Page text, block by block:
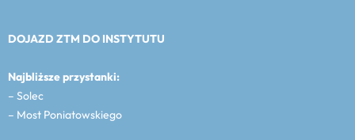
DOJAZD ZTM DO INSTYTUTU
Najbliższe przystanki:
– Solec
– Most Poniatowskiego